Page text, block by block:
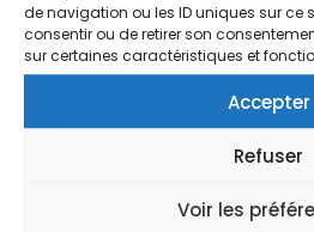
de navigation ou les ID uniques sur ce
consentir ou de retirer son
sur certaines caractéristiques et
Accepter
Refuser
Voir les